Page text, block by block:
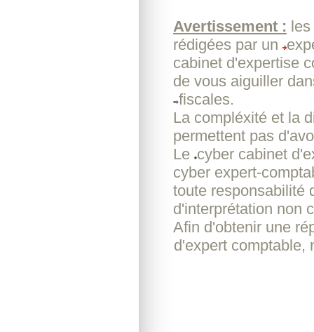
Avertissement :
rédigées par un
cabinet d'expertise
de vous aiguiller
fiscales.
La compléxité et la
permettent pas
Le cyber cabinet
cyber expert-
toute responsabilité
d'interprétation non
Afin d'obtenir une
d'expert comptable,